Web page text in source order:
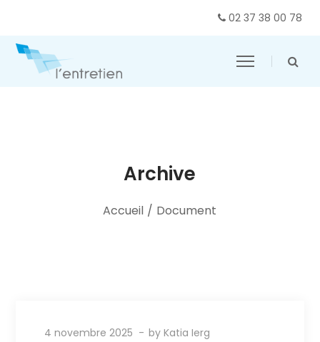
02 37 38 00 78
Archive
Accueil / Document
4 novembre 2025 byKatia Ierg